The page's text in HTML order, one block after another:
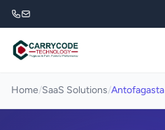
Home/SaaS Solutions/Antofagasta